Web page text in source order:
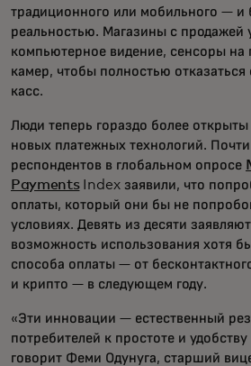
традиционного или мобильного — и
реальностью. Магазины с продажей
компьютерное видение, сенсоры на
камер, чтобы полностью
касс.
Люди теперь гораздо более
новых платежных технологий. Почти
респондентов в глобальном опросе
PaymentsIndex заявили, что
оплаты, который они бы не
условиях. Девять из десяти
возможность использования хотя
способа оплаты — от
и крипто — в следующем году.
«Эти инновации — естественный
потребителей к простоте и
говорит Феми Одунуга, старший